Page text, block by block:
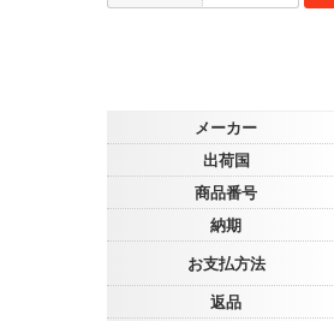
メーカー
出荷国
商品番号
納期
お支払方法
返品